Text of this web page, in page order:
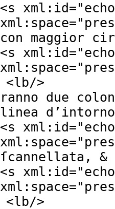
<s xml:id="
xml:space="
con maggior
<s xml:id="
xml:space="
<lb/>
ranno due
linea
<s xml:id="
xml:space="
ſcannellata, &
<s xml:id="
xml:space="
<lb/>